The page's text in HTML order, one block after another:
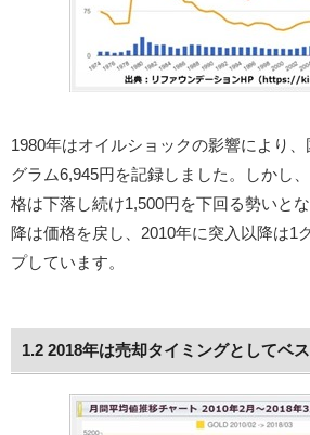
1980年はオイルショックの影響により
グラム6,945円を記録しました。しかし
格は下落し続け1,500円を下回る勢いと
降は価格を戻し、2010年に突入以降は1
プしています。
1.2 2018年は売却タイミングとしてベ